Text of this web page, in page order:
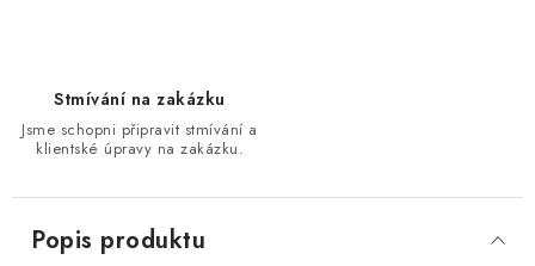
Stmívání na zakázku
Jsme schopni připravit stmívání a
klientské úpravy na zakázku.
Popis produktu